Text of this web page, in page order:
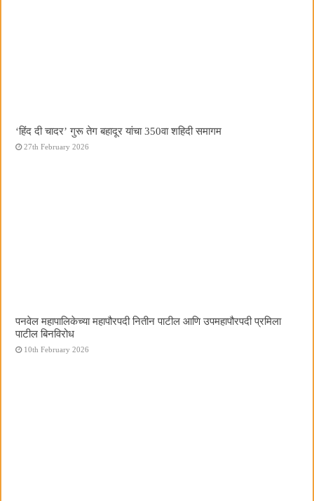
‘हिंद दी चादर’ गुरू तेग बहादूर यांचा 350वा शहिदी समागम
27th February 2026
पनवेल महापालिकेच्या महापौरपदी नितीन पाटील आणि उपमहापौरपदी प्रमिला
पाटील बिनविरोध
10th February 2026